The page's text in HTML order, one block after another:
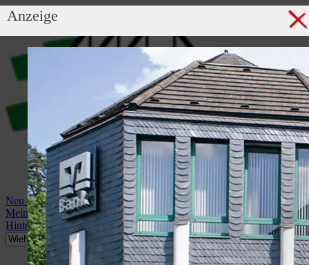
Anzeige
Neu anmelden
Mein Profil
Hintergrundbild anzeigen